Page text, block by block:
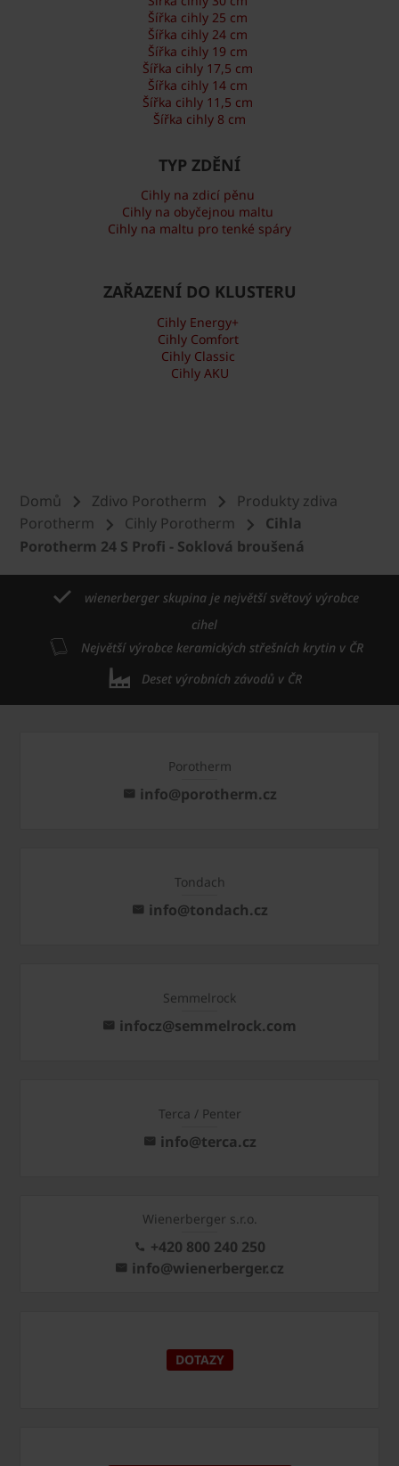
Šířka cihly 25 cm
Šířka cihly 24 cm
Šířka cihly 19 cm
Šířka cihly 17,5 cm
Šířka cihly 14 cm
Šířka cihly 11,5 cm
Šířka cihly 8 cm
TYP ZDĚNÍ
Cihly na zdicí pěnu
Cihly na obyčejnou maltu
Cihly na maltu pro tenké spáry
ZAŘAZENÍ DO KLUSTERU
Cihly Energy+
Cihly Comfort
Cihly Classic
Cihly AKU
Domů Zdivo Porotherm
Produkty zdiva
Porotherm
Cihly Porotherm
Cihla
Porotherm 24 S Profi - Soklová broušená
wienerberger skupina je největší světový výrobce
cihel
Největší výrobce keramických střešních krytin v ČR
Deset výrobních závodů v ČR
Porotherm
info@porotherm.cz
Tondach
info@tondach.cz
Semmelrock
infocz@semmelrock.com
Terca / Penter
info@terca.cz
Wienerberger s.r.o.
+420 800 240 250
info@wienerberger.cz
DOTAZY